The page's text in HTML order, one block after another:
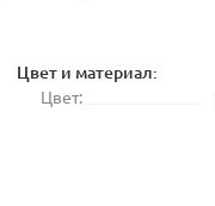
Цвет и материал:
Цвет: